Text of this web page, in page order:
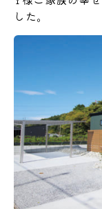
した。